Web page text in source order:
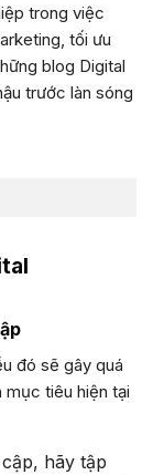
trong việc
tối ưu
blog Digital
trước làn sóng
đó sẽ gây quá
tiêu hiện tại
hãy tập